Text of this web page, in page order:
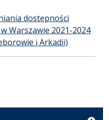
dostępności
Warszawie 2021-2024
i Arkadii)